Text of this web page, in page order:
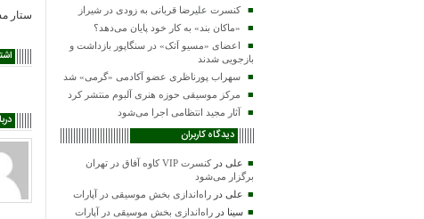
کنسرت علیرضا قربانی به زودی در شیراز
«ماکان بند» به کار خود پایان می‌دهد؟
اعضای «مسیو اَتک» در سنگاپور بازداشت و
بازجویی شدند
سهراب پورناظری عضو آکادمی «گرمی» شد
مرکز موسیقی حوزه هنری آلبوم منتشر کرد
آثار مجید انتظامی اجرا می‌شود
دیدگاه کاربران
علی در
کنسرت VIP کاوه آفاق در تهران
برگزار می‌شود
علی در راه‌اندازی بخش موسیقی در آپارات
سینا در راه‌اندازی بخش موسیقی در آپارات
ستار